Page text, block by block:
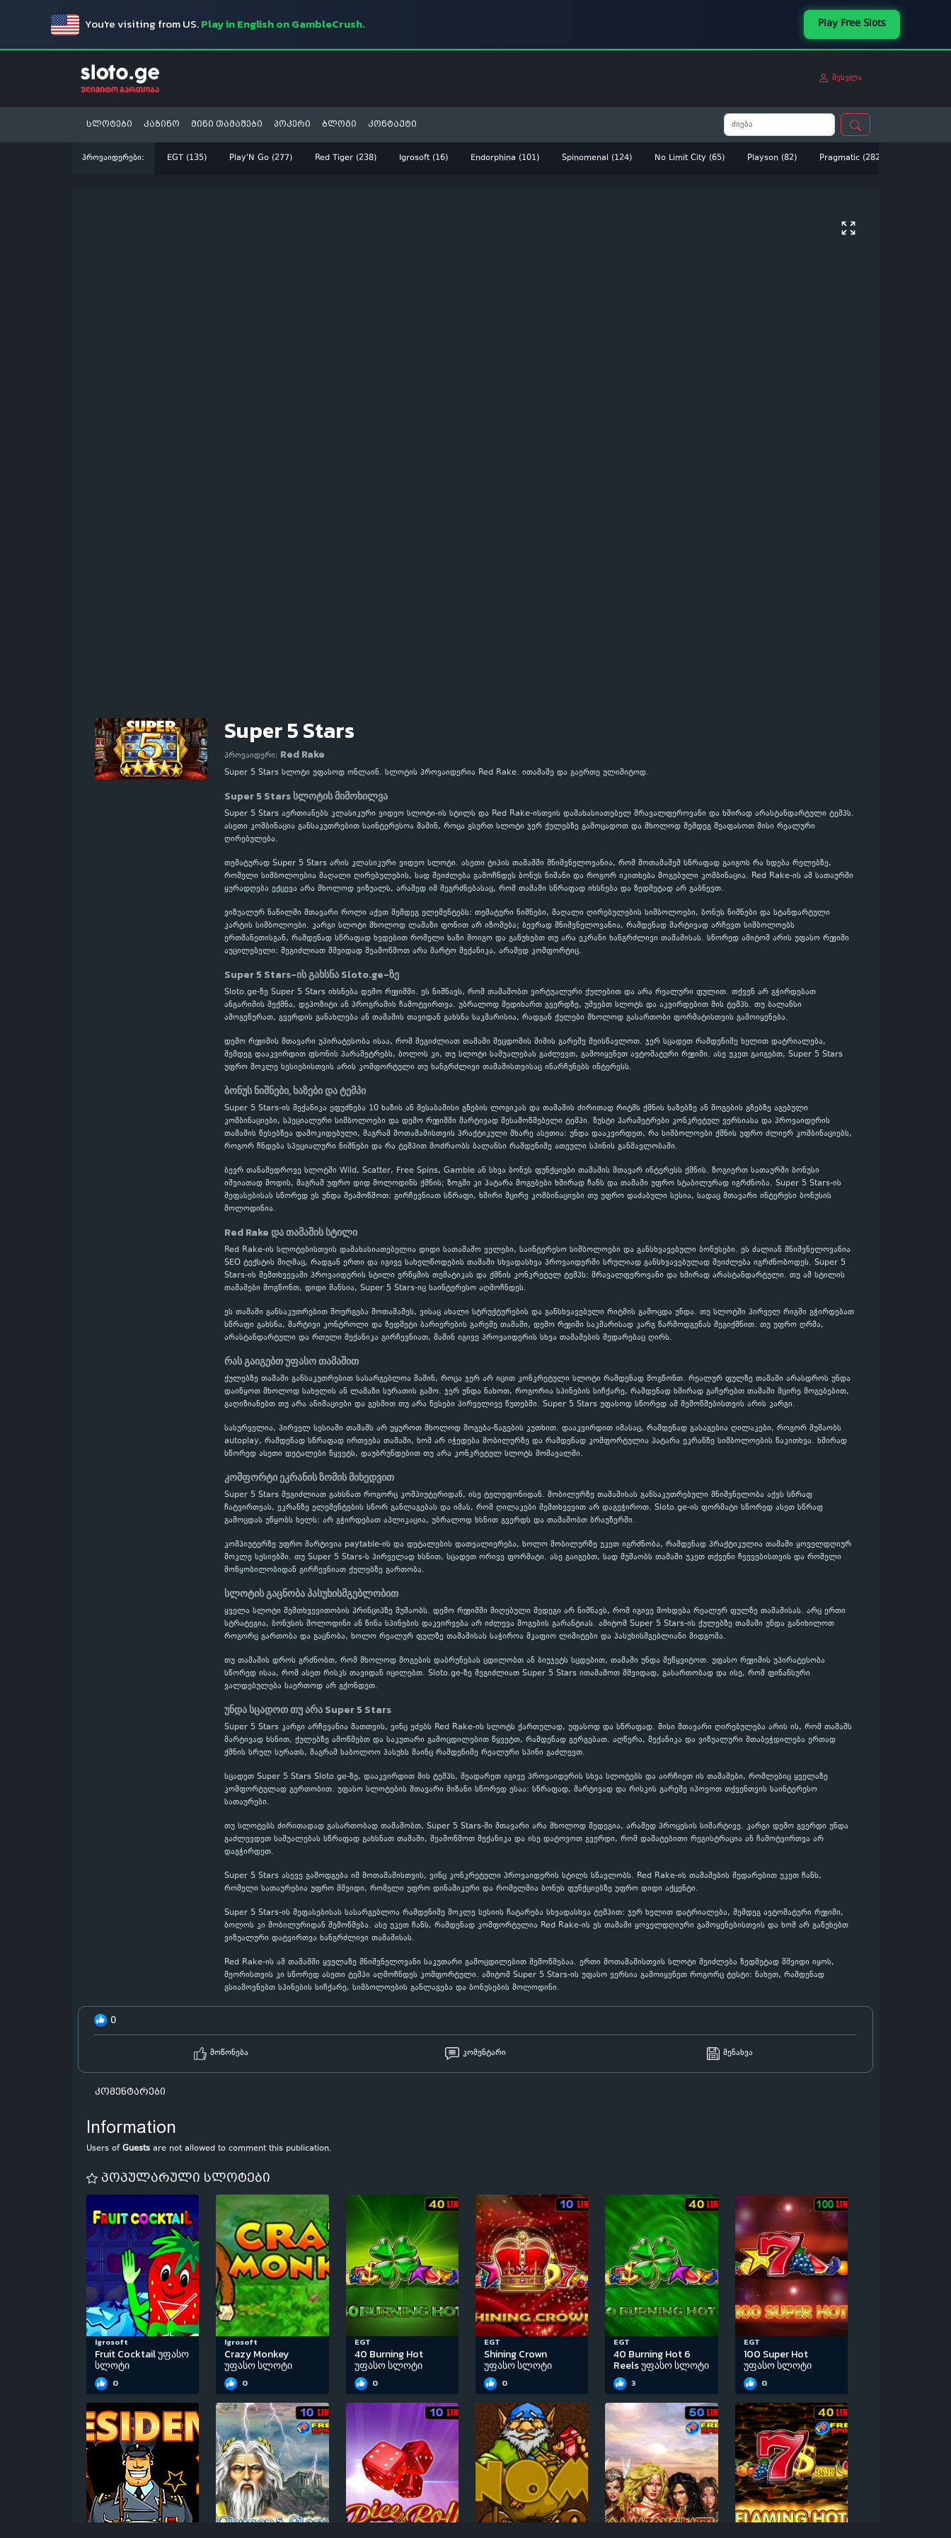
You're visiting from US.Play in English on GambleCrush. Play Free Slots
შესვლა
სლოტები კაზინო მინი თამაშები პოკერი ბლოგი კონტაქტი
პროვაიდერები: EGT (135) Play'N Go (277) Red Tiger (238) Igrosoft (16) Endorphina (101) Spinomenal (124) No Limit City (65) Playson (82) Pragmatic (282)
Super 5 Stars
პროვაიდერი: Red Rake
Super 5 Stars სლოტი უფასოდ ონლაინ. სლოტის პროვაიდერია Red Rake. ითამაშე და გაერთე ულიმიტოდ.
Super 5 Stars სლოტის მიმოხილვა
Super 5 Stars აერთიანებს კლასიკური ვიდეო სლოტი-ის სტილს და Red Rake-ისთვის დამახასიათებელ მრავალფეროვანი და ხშირად არასტანდარტული ტემპს.
ასეთი კომბინაცია განსაკუთრებით საინტერესოა მაშინ, როცა გსურთ სლოტი ჯერ ქულებზე გამოცადოთ და მხოლოდ შემდეგ შეაფასოთ მისი რეალური
ღირებულება.
თემატურად Super 5 Stars არის კლასიკური ვიდეო სლოტი. ასეთი ტიპის თამაშში მნიშვნელოვანია, რომ მოთამაშემ სწრაფად გაიგოს რა ხდება რელებზე,
რომელი სიმბოლოებია მაღალი ღირებულების, სად შეიძლება გამოჩნდეს ბონუს ნიშანი და როგორ იკითხება მოგებული კომბინაცია. Red Rake-ის ამ სათაურში
ყურადღება ექცევა არა მხოლოდ ვიზუალს, არამედ იმ შეგრძნებასაც, რომ თამაში სწრაფად იხსნება და ზედმეტად არ გაბნევთ.
ვიზუალურ ნაწილში მთავარი როლი აქვთ შემდეგ ელემენტებს: თემატური ნიშნები, მაღალი ღირებულების სიმბოლოები, ბონუს ნიშნები და სტანდარტული
კარტის სიმბოლოები. კარგი სლოტი მხოლოდ ლამაზი ფონით არ იზომება; ბევრად მნიშვნელოვანია, რამდენად მარტივად არჩევთ სიმბოლოებს
ერთმანეთისგან, რამდენად სწრაფად ხვდებით რომელი ხაზი მოიგო და გაწუხებთ თუ არა ეკრანი ხანგრძლივი თამაშისას. სწორედ ამიტომ არის უფასო რეჟიმი
აუცილებელი: შეგიძლიათ მშვიდად შეამოწმოთ არა მარტო მექანიკა, არამედ კომფორტიც.
Super 5 Stars-ის გახსნა Sloto.ge-ზე
Sloto.ge-ზე Super 5 Stars იხსნება დემო რეჟიმში. ეს ნიშნავს, რომ თამაშობთ ვირტუალური ქულებით და არა რეალური ფულით. თქვენ არ გჭირდებათ
ანგარიშის შექმნა, დეპოზიტი ან პროგრამის ჩამოტვირთვა. უბრალოდ შედიხართ გვერდზე, უშვებთ სლოტს და აკვირდებით მის ტემპს. თუ ბალანსი
ამოგეწურათ, გვერდის განახლება ან თამაშის თავიდან გახსნა საკმარისია, რადგან ქულები მხოლოდ გასართობი ფორმატისთვის გამოიყენება.
დემო რეჟიმის მთავარი უპირატესობა ისაა, რომ შეგიძლიათ თამაში შეცდომის შიშის გარეშე შეისწავლოთ. ჯერ სცადეთ რამდენიმე ხელით დატრიალება,
შემდეგ დააკვირდით ფსონის პარამეტრებს, ბოლოს კი, თუ სლოტი საშუალებას გაძლევთ, გამოიყენეთ ავტომატური რეჟიმი. ასე უკეთ გაიგებთ, Super 5 Stars
უფრო მოკლე სესიებისთვის არის კომფორტული თუ ხანგრძლივი თამაშისთვისაც ინარჩუნებს ინტერესს.
ბონუს ნიშნები, ხაზები და ტემპი
Super 5 Stars-ის მექანიკა ეფუძნება 10 ხაზის ან შესაბამისი გზების ლოგიკას და თამაშის ძირითად რიტმს ქმნის ხაზებზე ან მოგების გზებზე აგებული
კომბინაციები, სპეციალური სიმბოლოები და დემო რეჟიმში მარტივად შესამოწმებელი ტემპი. ზუსტი პარამეტრები კონკრეტულ ვერსიასა და პროვაიდერის
თამაშის წესებზეა დამოკიდებული, მაგრამ მოთამაშისთვის პრაქტიკული მხარე ასეთია: უნდა დააკვირდეთ, რა სიმბოლოები ქმნის უფრო ძლიერ კომბინაციებს,
როგორ ჩნდება სპეციალური ნიშნები და რა ტემპით მოძრაობს ბალანსი რამდენიმე ათეული სპინის განმავლობაში.
ბევრ თანამედროვე სლოტში Wild, Scatter, Free Spins, Gamble ან სხვა ბონუს ფუნქციები თამაშის მთავარ ინტერესს ქმნის. ზოგიერთ სათაურში ბონუსი
იშვიათად მოდის, მაგრამ უფრო დიდ მოლოდინს ქმნის; ზოგში კი პატარა მოგებები ხშირად ჩანს და თამაში უფრო სტაბილურად იგრძნობა. Super 5 Stars-ის
შეფასებისას სწორედ ეს უნდა შეამოწმოთ: გირჩევნიათ სწრაფი, ხშირი მცირე კომბინაციები თუ უფრო დაძაბული სესია, სადაც მთავარი ინტერესი ბონუსის
მოლოდინია.
Red Rake და თამაშის სტილი
Red Rake-ის სლოტებისთვის დამახასიათებელია დიდი სათამაშო ველები, საინტერესო სიმბოლოები და განსხვავებული ბონუსები. ეს ძალიან მნიშვნელოვანია
SEO ტექსტის მიღმაც, რადგან ერთი და იგივე სახელწოდების თამაში სხვადასხვა პროვაიდერში სრულიად განსხვავებულად შეიძლება იგრძნობოდეს. Super 5
Stars-ის შემთხვევაში პროვაიდერის სტილი ერწყმის თემატიკას და ქმნის კონკრეტულ ტემპს: მრავალფეროვანი და ხშირად არასტანდარტული. თუ ამ სტილის
თამაშები მოგწონთ, დიდი შანსია, Super 5 Stars-იც საინტერესო აღმოჩნდეს.
ეს თამაში განსაკუთრებით მოერგება მოთამაშეს, ვისაც ახალი სტრუქტურების და განსხვავებული რიტმის გამოცდა უნდა. თუ სლოტში პირველ რიგში გჭირდებათ
სწრაფი გახსნა, მარტივი კონტროლი და ზედმეტი ბარიერების გარეშე თამაში, დემო რეჟიმი საკმარისად კარგ წარმოდგენას შეგიქმნით. თუ უფრო ღრმა,
არასტანდარტული და რთული მექანიკა გირჩევნიათ, მაშინ იგივე პროვაიდერის სხვა თამაშების შედარებაც ღირს.
რას გაიგებთ უფასო თამაშით
ქულებზე თამაში განსაკუთრებით სასარგებლოა მაშინ, როცა ჯერ არ იცით კონკრეტული სლოტი რამდენად მოგწონთ. რეალურ ფულზე თამაში არასდროს უნდა
დაიწყოთ მხოლოდ სახელის ან ლამაზი სურათის გამო. ჯერ უნდა ნახოთ, როგორია სპინების სიჩქარე, რამდენად ხშირად გაჩერებთ თამაში მცირე მოგებებით,
გაღიზიანებთ თუ არა ანიმაციები და გესმით თუ არა წესები პირველივე წუთებში. Super 5 Stars უფასოდ სწორედ ამ შემოწმებისთვის არის კარგი.
სასურველია, პირველ სესიაში თამაშს არ უყუროთ მხოლოდ მოგება-წაგების კუთხით. დააკვირდით იმასაც, რამდენად გასაგებია ღილაკები, როგორ მუშაობს
autoplay, რამდენად სწრაფად ირთვება თამაში, ხომ არ იჭედება მობილურზე და რამდენად კომფორტულია პატარა ეკრანზე სიმბოლოების წაკითხვა. ხშირად
სწორედ ასეთი დეტალები წყვეტს, დაუბრუნდებით თუ არა კონკრეტულ სლოტს მომავალში.
კომფორტი ეკრანის ზომის მიხედვით
Super 5 Stars შეგიძლიათ გახსნათ როგორც კომპიუტერიდან, ისე ტელეფონიდან. მობილურზე თამაშისას განსაკუთრებული მნიშვნელობა აქვს სწრაფ
ჩატვირთვას, ეკრანზე ელემენტების სწორ განლაგებას და იმას, რომ ღილაკები შემთხვევით არ დაგეჭიროთ. Sloto.ge-ის ფორმატი სწორედ ასეთ სწრაფ
გამოცდას უწყობს ხელს: არ გჭირდებათ აპლიკაცია, უბრალოდ ხსნით გვერდს და თამაშობთ ბრაუზერში.
კომპიუტერზე უფრო მარტივია paytable-ის და დეტალების დათვალიერება, ხოლო მობილურზე უკეთ იგრძნობა, რამდენად პრაქტიკულია თამაში ყოველდღიურ
მოკლე სესიებში. თუ Super 5 Stars-ს პირველად ხსნით, სცადეთ ორივე ფორმატი. ასე გაიგებთ, სად მუშაობს თამაში უკეთ თქვენი ჩვევებისთვის და რომელი
მოწყობილობიდან გირჩევნიათ ქულებზე გართობა.
სლოტის გაცნობა პასუხისმგებლობით
ყველა სლოტი შემთხვევითობის პრინციპზე მუშაობს. დემო რეჟიმში მიღებული შედეგი არ ნიშნავს, რომ იგივე მოხდება რეალურ ფულზე თამაშისას. არც ერთი
სტრატეგია, ბონუსის მოლოდინი ან წინა სპინების დაკვირვება არ იძლევა მოგების გარანტიას. ამიტომ Super 5 Stars-ის ქულებზე თამაში უნდა განიხილოთ
როგორც გართობა და გაცნობა, ხოლო რეალურ ფულზე თამაშისას საჭიროა მკაფიო ლიმიტები და პასუხისმგებლიანი მიდგომა.
თუ თამაშის დროს გრძნობთ, რომ მხოლოდ მოგების დაბრუნებას ცდილობთ ან ბიუჯეტს სცდებით, თამაში უნდა შეწყვიტოთ. უფასო რეჟიმის უპირატესობა
სწორედ ისაა, რომ ასეთ რისკს თავიდან იცილებთ. Sloto.ge-ზე შეგიძლიათ Super 5 Stars ითამაშოთ მშვიდად, გასართობად და ისე, რომ ფინანსური
ვალდებულება საერთოდ არ გქონდეთ.
უნდა სცადოთ თუ არა Super 5 Stars
Super 5 Stars კარგი არჩევანია მათთვის, ვინც ეძებს Red Rake-ის სლოტს ქართულად, უფასოდ და სწრაფად. მისი მთავარი ღირებულება არის ის, რომ თამაშს
მარტივად ხსნით, ქულებზე ამოწმებთ და საკუთარი გამოცდილებით წყვეტთ, რამდენად გერგებათ. აღწერა, მექანიკა და ვიზუალური შთაბეჭდილება ერთად
ქმნის სრულ სურათს, მაგრამ საბოლოო პასუხს მაინც რამდენიმე რეალური სპინი გაძლევთ.
სცადეთ Super 5 Stars Sloto.ge-ზე, დააკვირდით მის ტემპს, შეადარეთ იგივე პროვაიდერის სხვა სლოტებს და აირჩიეთ ის თამაშები, რომლებიც ყველაზე
კომფორტულად გერთობით. უფასო სლოტების მთავარი მიზანი სწორედ ესაა: სწრაფად, მარტივად და რისკის გარეშე იპოვოთ თქვენთვის საინტერესო
სათაურები.
თუ სლოტებს ძირითადად გასართობად თამაშობთ, Super 5 Stars-ში მთავარი არა მხოლოდ შედეგია, არამედ პროცესის სიმარტივე. კარგი დემო გვერდი უნდა
გაძლევდეთ საშუალებას სწრაფად გახსნათ თამაში, შეამოწმოთ მექანიკა და ისე დატოვოთ გვერდი, რომ დამატებითი რეგისტრაცია ან ჩამოტვირთვა არ
დაგჭირდეთ.
Super 5 Stars ასევე გამოდგება იმ მოთამაშისთვის, ვინც კონკრეტული პროვაიდერის სტილს სწავლობს. Red Rake-ის თამაშების შედარებით უკეთ ჩანს,
რომელი სათაურებია უფრო მშვიდი, რომელი უფრო დინამიკური და რომელშია ბონუს ფუნქციებზე უფრო დიდი აქცენტი.
Super 5 Stars-ის შეფასებისას სასარგებლოა რამდენიმე მოკლე სესიის ჩატარება სხვადასხვა ტემპით: ჯერ ხელით დატრიალება, შემდეგ ავტომატური რეჟიმი,
ბოლოს კი მობილურიდან შემოწმება. ასე უკეთ ჩანს, რამდენად კომფორტულია Red Rake-ის ეს თამაში ყოველდღიური გამოყენებისთვის და ხომ არ გაწუხებთ
ვიზუალური დატვირთვა ხანგრძლივი თამაშისას.
Red Rake-ის ამ თამაშში ყველაზე მნიშვნელოვანი საკუთარი გამოცდილებით შემოწმებაა. ერთი მოთამაშისთვის სლოტი შეიძლება ზედმეტად მშვიდი იყოს,
მეორისთვის კი სწორედ ასეთი ტემპი აღმოჩნდეს კომფორტული. ამიტომ Super 5 Stars-ის უფასო ვერსია გამოიყენეთ როგორც ტესტი: ნახეთ, რამდენად
გსიამოვნებთ სპინების სიჩქარე, სიმბოლოების განლაგება და ბონუსების მოლოდინი.
0
მოწონება კომენტარი შენახვა
კომენტარები
Information
Users ofGuests are not allowed to comment this publication.
პოპულარული სლოტები
Igrosoft
Fruit Cocktail უფასო
სლოტი
0
Igrosoft
Crazy Monkey
უფასო სლოტი
0
EGT
40 Burning Hot
უფასო სლოტი
0
EGT
Shining Crown
უფასო სლოტი
0
EGT
40 Burning Hot 6
Reels უფასო სლოტი
3
EGT
100 Super Hot
უფასო სლოტი
0